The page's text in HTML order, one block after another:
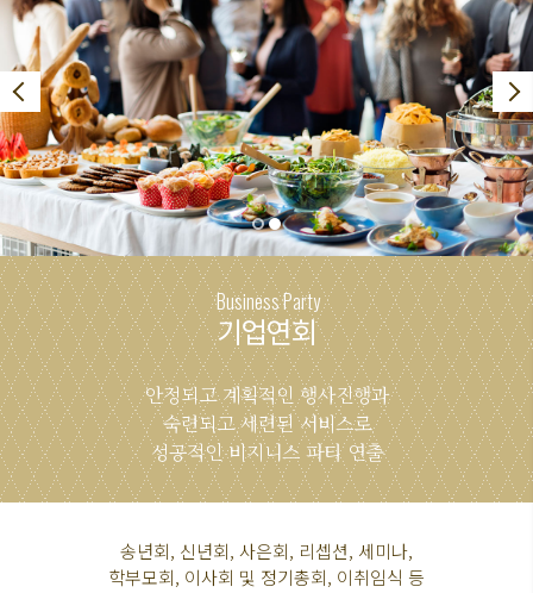
Business Party
기업연회
안정되고 계획적인 행사진행과
숙련되고 세련된 서비스로
성공적인 비지니스 파티 연출
송년회, 신년회, 사은회, 리셉션, 세미나,
학부모회, 이사회 및 정기총회, 이취임식 등